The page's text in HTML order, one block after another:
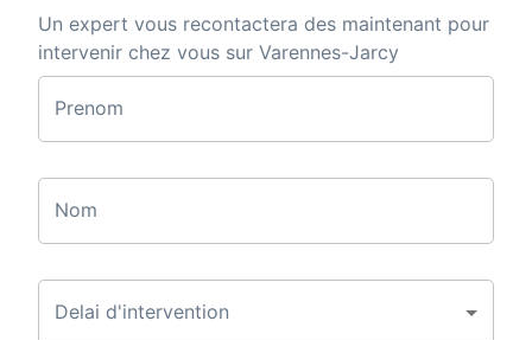
Un expert vous recontactera des maintenant pour
intervenir chez vous sur Varennes-Jarcy
Prenom
Nom
Delai d'intervention